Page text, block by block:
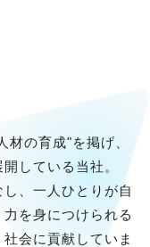
材の育成"を掲げ、
している当社。
し、一人ひとりが自
を身につけられる
会に貢献していま